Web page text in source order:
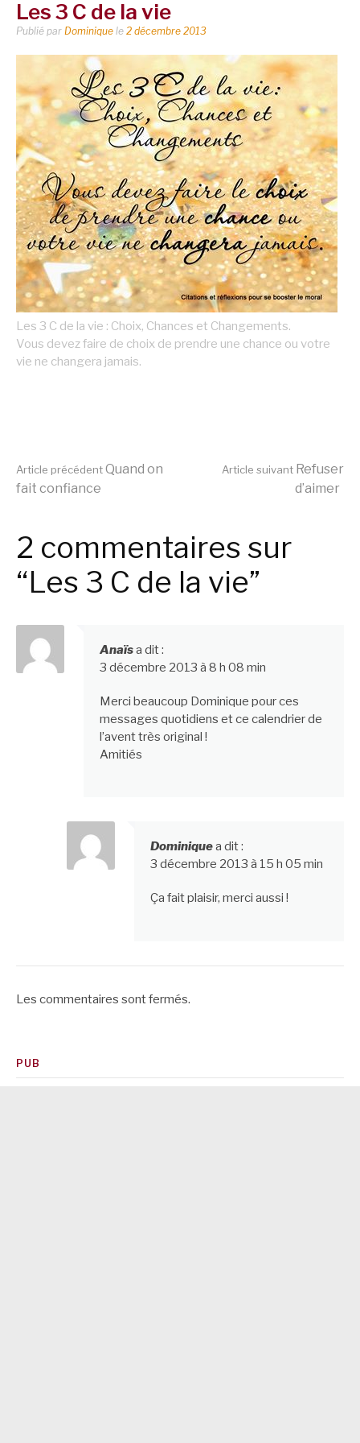
Les 3 C de la vie
Publié par Dominique le 2 décembre 2013
Les 3 C de la vie : Choix, Chances et Changements.
Vous devez faire de choix de prendre une chance ou votre
vie ne changera jamais.
Lire
la
suite
Article précédentQuand on
fait confiance
Article suivant Refuser
d’aimer
2 commentaires sur
“Les 3 C de la vie”
Anaïsa dit :
3 décembre 2013 à 8 h 08 min
Merci beaucoup Dominique pour ces
messages quotidiens et ce calendrier de
l’avent très original !
Amitiés
Dominiquea dit :
3 décembre 2013 à 15 h 05 min
Ça fait plaisir, merci aussi !
Les commentaires sont fermés.
PUB